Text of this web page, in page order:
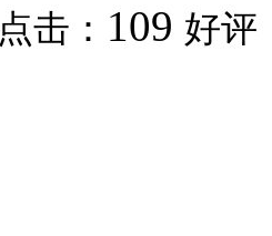
点击： 109 好评